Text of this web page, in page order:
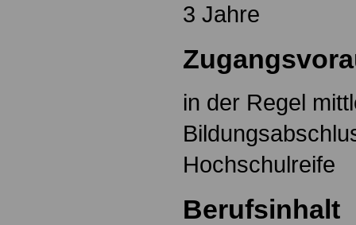
3 Jahre
in der Regel
Hochschulreife
Berufsinhalt